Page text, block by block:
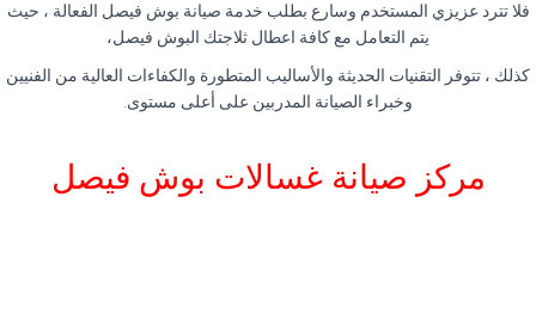
فلا تترد عزيزي المستخدم وسارع بطلب خدمة صيانة بوش فيصل الفعالة ، حيث
يتم التعامل مع كافة اعطال ثلاجتك البوش فيصل،
كذلك ، تتوفر التقنيات الحديثة والأساليب المتطورة والكفاءات العالية من الفنيين
وخبراء الصيانة المدربين على أعلى مستوى.
مركز صيانة غسالات بوش فيصل